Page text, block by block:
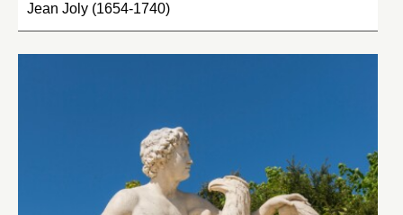
Jean Joly (1654-1740)